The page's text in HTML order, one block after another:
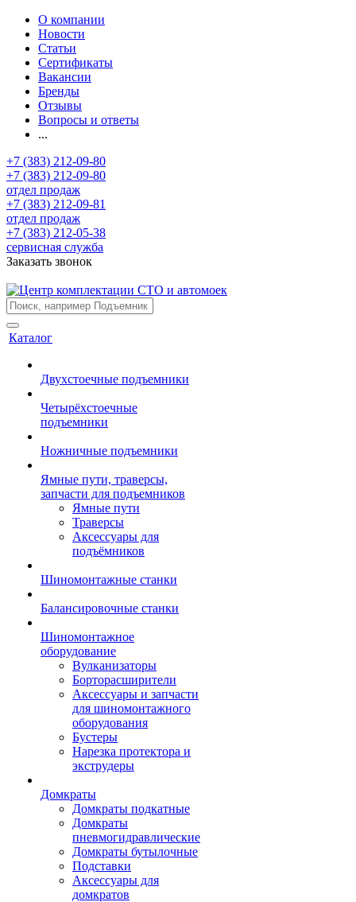
О компании
Новости
Статьи
Сертификаты
Вакансии
Бренды
Отзывы
Вопросы и ответы
...
+7 (383) 212-09-80
+7 (383) 212-09-80
отдел продаж
+7 (383) 212-09-81
отдел продаж
+7 (383) 212-05-38
сервисная служба
Заказать звонок
Каталог
Двухстоечные подъемники
Четырёхстоечные
подъемники
Ножничные подъемники
Ямные пути, траверсы,
запчасти для подъемников
Ямные пути
Траверсы
Аксессуары для
подъёмников
Шиномонтажные станки
Балансировочные станки
Шиномонтажное
оборудование
Вулканизаторы
Борторасширители
Аксессуары и запчасти
для шиномонтажного
оборудования
Бустеры
Нарезка протектора и
экструдеры
Домкраты
Домкраты подкатные
Домкраты
пневмогидравлические
Домкраты бутылочные
Подставки
Аксессуары для
домкратов